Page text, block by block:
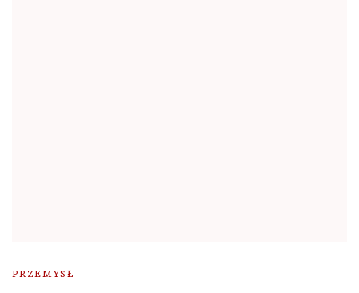
PRZEMYSŁ